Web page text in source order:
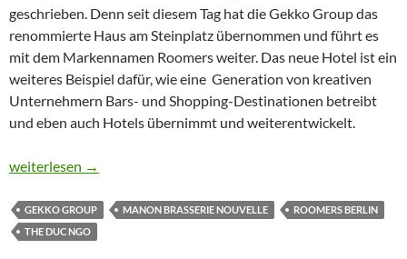
geschrieben. Denn seit diesem Tag hat die Gekko Group das
renommierte Haus am Steinplatz übernommen und führt es
mit dem Markennamen Roomers weiter. Das neue Hotel ist ein
weiteres Beispiel dafür, wie eine Generation von kreativen
Unternehmern Bars- und Shopping-Destinationen betreibt
und eben auch Hotels übernimmt und weiterentwickelt.
ROOMERS BERLIN – LUXUS UND CHARME IN EINEM
weiterlesen →
GEKKO GROUP MANON BRASSERIE NOUVELLE
ROOMERS BERLIN
THE DUC NGO